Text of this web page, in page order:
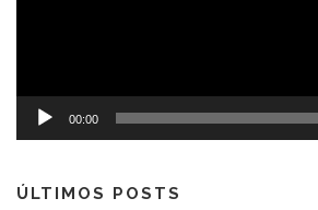
00:00
ÚLTIMOS POSTS